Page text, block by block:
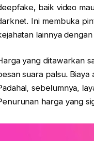
baik video
Ini membuka
lainnya
yang ditawarkan
suara palsu.
sebelumnya,
harga yang